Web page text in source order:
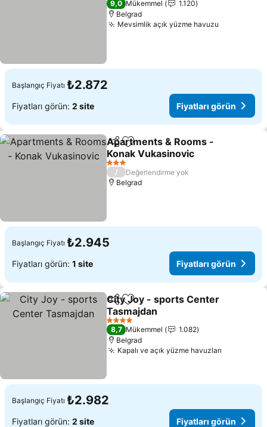
9,0 Mükemmel
1.120
Belgrad
Mevsimlik açık yüzme havuzu
Başlangıç Fiyatı ₺2.872
Fiyatları görün: 2 site Fiyatları görün
PaylaşFavorilerime ekle
Apartments & Rooms -
Konak Vukasinovic
Fiyatları görün
3 Yıldız
/
Değerlendirme yok
Belgrad
Başlangıç Fiyatı ₺2.945
Fiyatları görün: 1 site Fiyatları görün
PaylaşFavorilerime ekle
City Joy - sports Center
Tasmajdan
Fiyatları görün
4 Yıldız
8,7 Mükemmel
1.082
Belgrad
Kapalı ve açık yüzme havuzları
Başlangıç Fiyatı ₺2.982
Fiyatları görün: 2 site Fiyatları görün